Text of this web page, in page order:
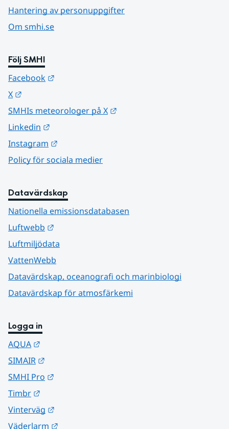
Hantering av personuppgifter
Om smhi.se
Följ SMHI
Facebook
X
SMHIs meteorologer på X
Linkedin
Instagram
Policy för sociala medier
Datavärdskap
Nationella emissionsdatabasen
Luftwebb
Luftmiljödata
VattenWebb
Datavärdskap, oceanografi och marinbiologi
Datavärdskap för atmosfärkemi
Logga in
AQUA
SIMAIR
SMHI Pro
Timbr
Vinterväg
Väderlarm